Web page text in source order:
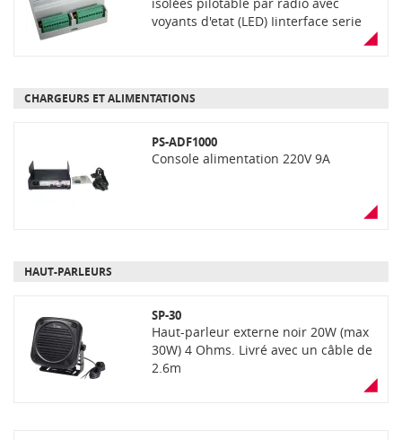
voyants d'etat (LED) Iinterface serie
CHARGEURS ET ALIMENTATIONS
PS-ADF1000
Console alimentation 220V 9A
HAUT-PARLEURS
SP-30
Haut-parleur externe noir 20W (max
30W) 4 Ohms. Livré avec un câble de
2.6m